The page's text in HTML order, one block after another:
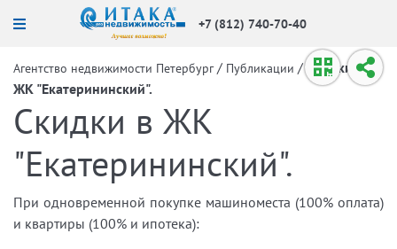
+7 (812) 740-70-40
Агентство недвижимости Петербург / Публикации / Скидки в
ЖК "Екатерининский".
Скидки в ЖК
"Екатерининский".
При одновременной покупке машиноместа (100% оплата)
и квартиры (100% и ипотека):